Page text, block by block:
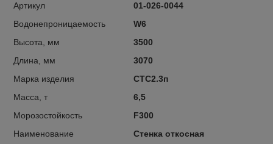
Артикул
01-026-0044
Водонепроницаемость
W6
Высота, мм
3500
Длина, мм
3070
Марка изделия
СТС2.3п
Масса, т
6,5
Морозостойкость
F300
Наименование
Стенка откосная